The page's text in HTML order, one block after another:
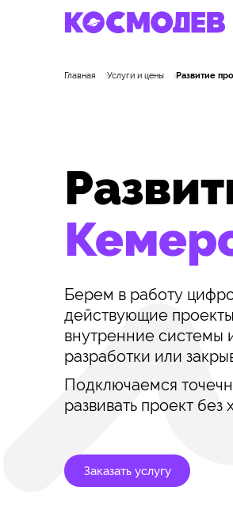
Главная Услуги и цены Развитие
Берем в работу
действующие
внутренние системы
разработки или
Подключаемся
развивать проект
Заказать услугу